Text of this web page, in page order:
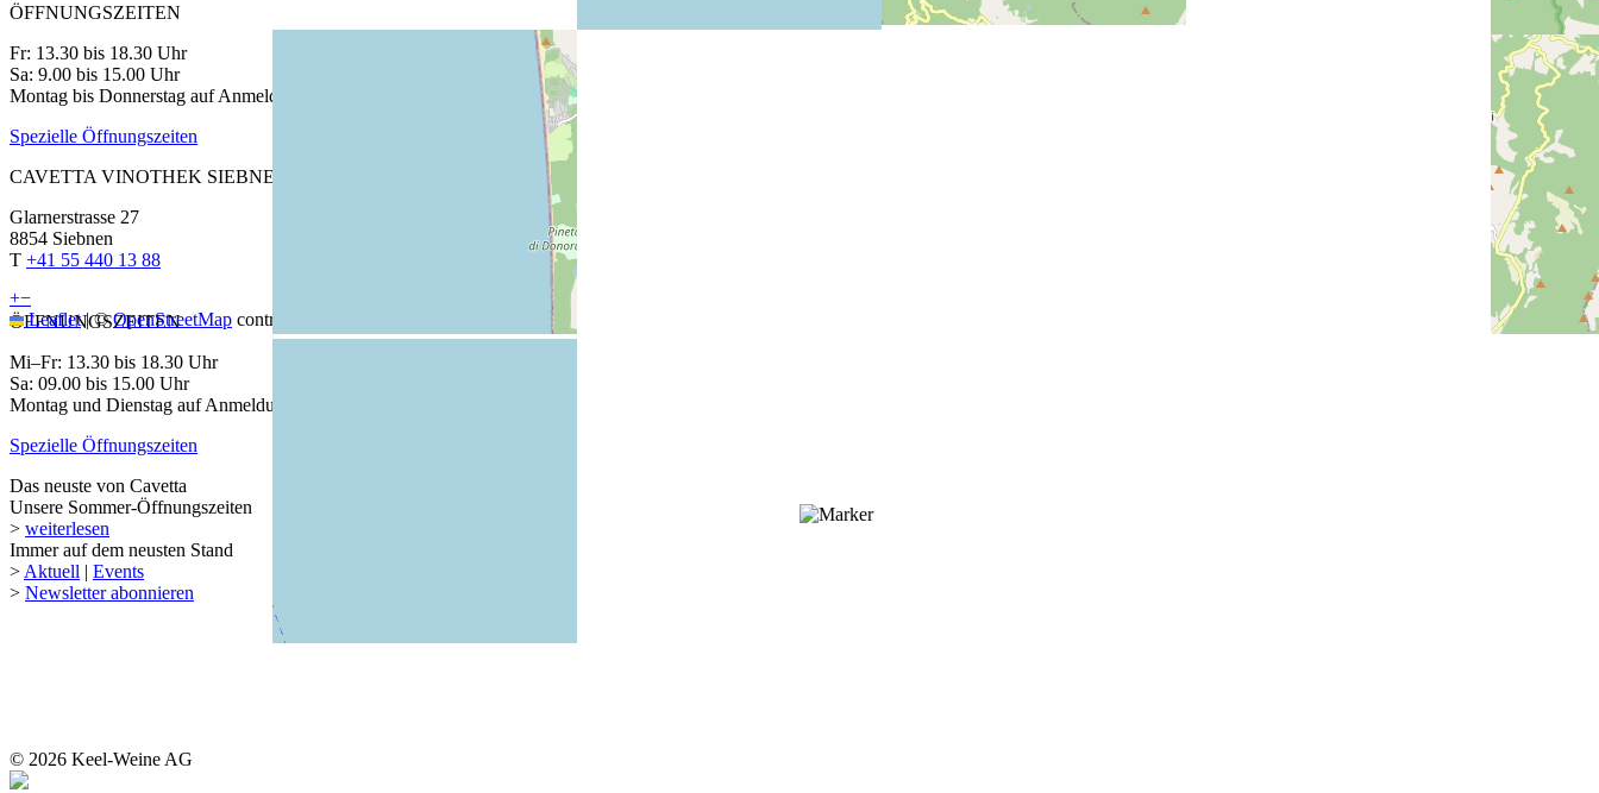
+−
Leaflet |©OpenStreetMap contributors
ÖFFNUNGSZEITEN
Fr: 13.30 bis 18.30 Uhr
Sa: 9.00 bis 15.00 Uhr
Montag bis Donnerstag auf Anmeldung
Spezielle Öffnungszeiten
CAVETTA VINOTHEK SIEBNEN
Glarnerstrasse 27
8854 Siebnen
T +41 55 440 13 88
ÖFFNUNGSZEITEN
Mi–Fr: 13.30 bis 18.30 Uhr
Sa: 09.00 bis 15.00 Uhr
Montag und Dienstag auf Anmeldung
Spezielle Öffnungszeiten
Das neuste von Cavetta
Unsere Sommer-Öffnungszeiten
> weiterlesen
Immer auf dem neusten Stand
> Aktuell | Events
> Newsletter abonnieren
© 2026 Keel-Weine AG